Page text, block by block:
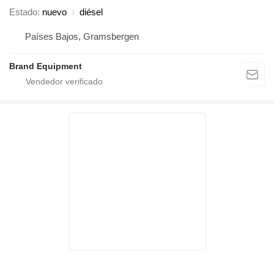
Estado nuevo diésel
Países Bajos, Gramsbergen
Brand Equipment